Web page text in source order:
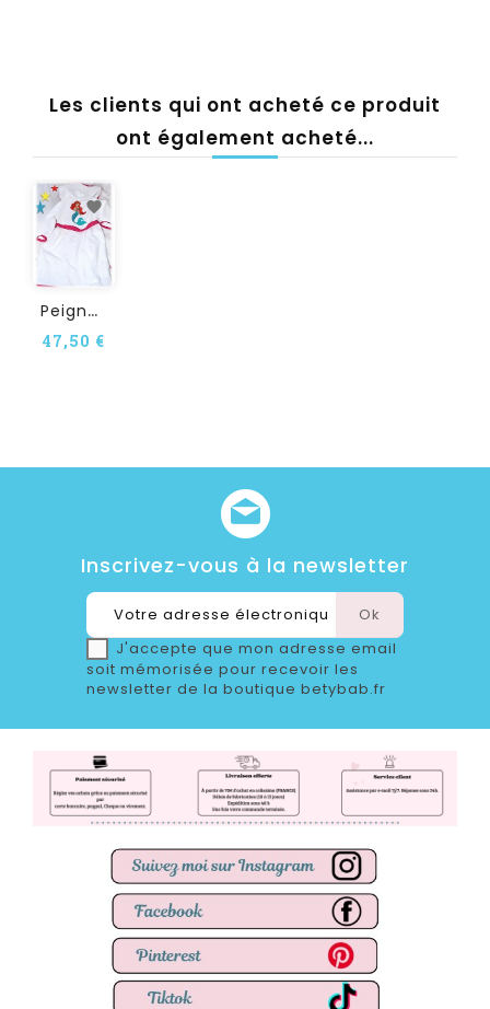
Les clients qui ont acheté ce produit
ont également acheté...
P
Eignoir Bébé Et Enfant...
47,50 €
Inscrivez-vous à la newsletter
J'accepte que mon adresse email
soit mémorisée pour recevoir les
newsletter de la boutique betybab.fr